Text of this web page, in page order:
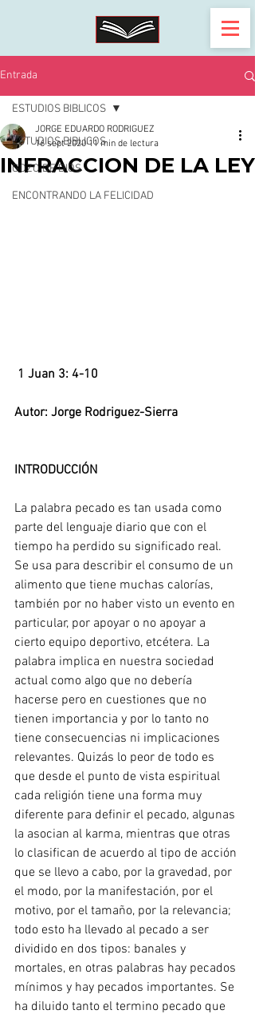
Entrada
ESTUDIOS BIBLICOS
GOZO DE DIOS
ENCONTRANDO LA FELICIDAD
ESTUDIOS BIBLICOS
INFRACCION DE LA LEY
JORGE EDUARDO RODRIGUEZ
16 sept 2020 11 min de lectura
1 Juan 3: 4-10
Autor: Jorge Rodriguez-Sierra
INTRODUCCIÓN
La palabra pecado es tan usada como
parte del lenguaje diario que con el
tiempo ha perdido su significado real.
Se usa para describir el consumo de un
alimento que tiene muchas calorías,
también por no haber visto un evento en
particular, por apoyar o no apoyar a
cierto equipo deportivo, etcétera. La
palabra implica en nuestra sociedad
actual como algo que no debería
hacerse pero en cuestiones que no
tienen importancia y por lo tanto no
tiene consecuencias ni implicaciones
relevantes. Quizás lo peor de todo es
que desde el punto de vista espiritual
cada religión tiene una forma muy
diferente para definir el pecado, algunas
la asocian al karma, mientras que otras
lo clasifican de acuerdo al tipo de acción
que se llevo a cabo, por la gravedad, por
el modo, por la manifestación, por el
motivo, por el tamaño, por la relevancia;
todo esto ha llevado al pecado a ser
dividido en dos tipos: banales y
mortales, en otras palabras hay pecados
mínimos y hay pecados importantes. Se
ha diluido tanto el termino pecado que